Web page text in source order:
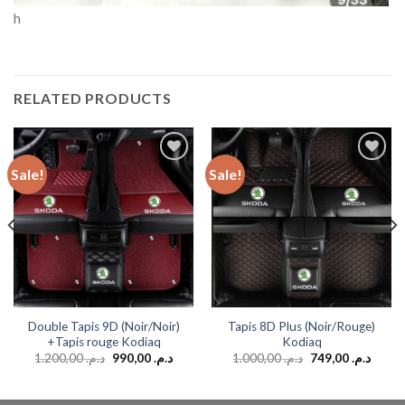
h
RELATED PRODUCTS
Sale!
Add to
wishlist
Double Tapis 9D (Noir/Noir)
+Tapis rouge Kodiaq
د.م.1.200,00 د.م.990,00
Sale!
Add to
wishlist
Tapis 8D Plus (Noir/Rouge)
Kodiaq
د.م.1.000,00 د.م.749,00